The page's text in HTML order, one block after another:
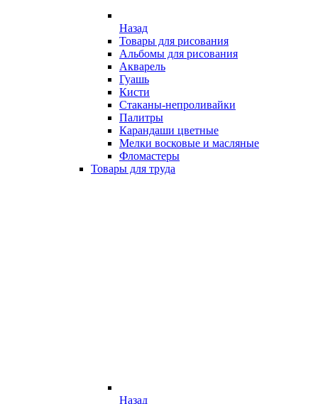
Назад
Товары для рисования
Альбомы для рисования
Акварель
Гуашь
Кисти
Стаканы-непроливайки
Палитры
Карандаши цветные
Мелки восковые и масляные
Фломастеры
Товары для труда
Назад